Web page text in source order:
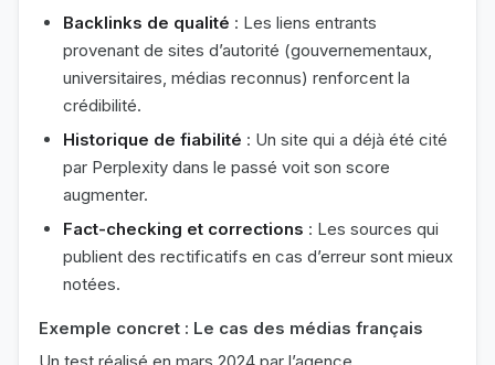
Backlinks de qualité : Les liens entrants
provenant de sites d’autorité (gouvernementaux,
universitaires, médias reconnus) renforcent la
crédibilité.
Historique de fiabilité : Un site qui a déjà été cité
par Perplexity dans le passé voit son score
augmenter.
Fact-checking et corrections : Les sources qui
publient des rectificatifs en cas d’erreur sont mieux
notées.
Exemple concret : Le cas des médias français